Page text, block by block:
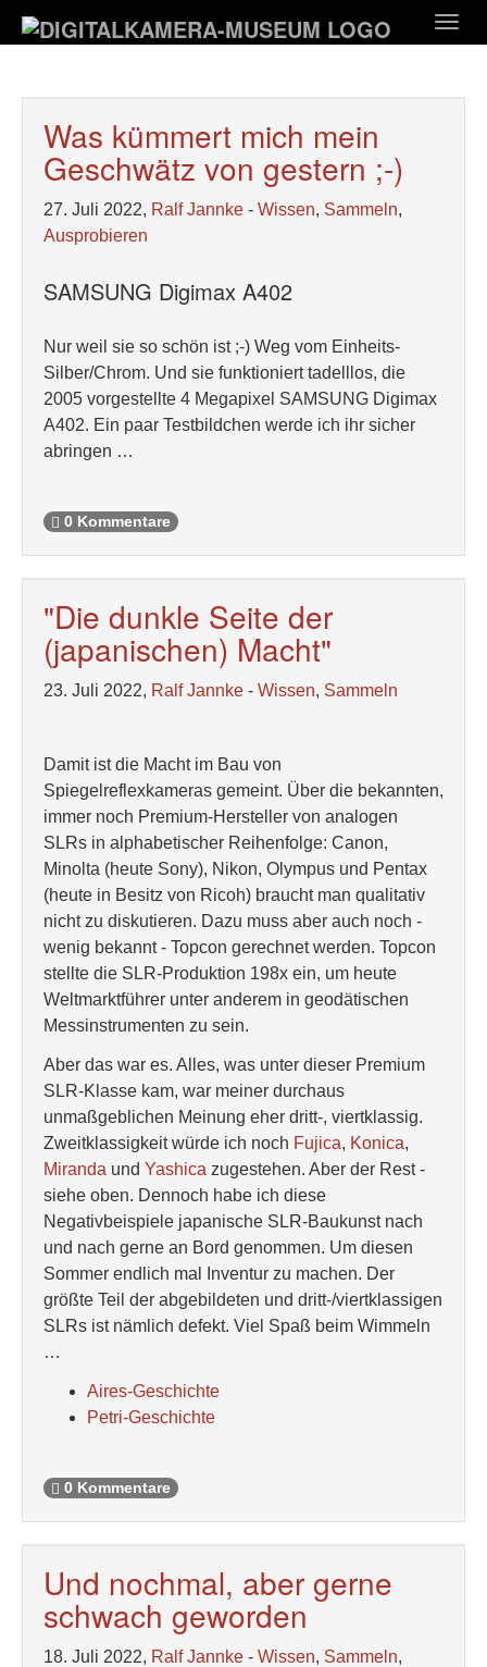
Hauptinhalt
Was kümmert mich mein
Geschwätz von gestern ;-)
27. Juli 2022, Ralf Jannke - Wissen, Sammeln,
Ausprobieren
SAMSUNG Digimax A402
Nur weil sie so schön ist ;-) Weg vom Einheits-
Silber/Chrom. Und sie funktioniert tadelllos, die
2005 vorgestellte 4 Megapixel SAMSUNG Digimax
A402. Ein paar Testbildchen werde ich ihr sicher
abringen …
0 Kommentare
"Die dunkle Seite der
(japanischen) Macht"
23. Juli 2022, Ralf Jannke - Wissen, Sammeln
Damit ist die Macht im Bau von
Spiegelreflexkameras gemeint. Über die bekannten,
immer noch Premium-Hersteller von analogen
SLRs in alphabetischer Reihenfolge: Canon,
Minolta (heute Sony), Nikon, Olympus und Pentax
(heute in Besitz von Ricoh) braucht man qualitativ
nicht zu diskutieren. Dazu muss aber auch noch -
wenig bekannt - Topcon gerechnet werden. Topcon
stellte die SLR-Produktion 198x ein, um heute
Weltmarktführer unter anderem in geodätischen
Messinstrumenten zu sein.
Aber das war es. Alles, was unter dieser Premium
SLR-Klasse kam, war meiner durchaus
unmaßgeblichen Meinung eher dritt-, viertklassig.
Zweitklassigkeit würde ich noch Fujica, Konica,
Miranda und Yashica zugestehen. Aber der Rest -
siehe oben. Dennoch habe ich diese
Negativbeispiele japanische SLR-Baukunst nach
und nach gerne an Bord genommen. Um diesen
Sommer endlich mal Inventur zu machen. Der
größte Teil der abgebildeten und dritt-/viertklassigen
SLRs ist nämlich defekt. Viel Spaß beim Wimmeln
…
Aires-Geschichte
Petri-Geschichte
0 Kommentare
Und nochmal, aber gerne
schwach geworden
18. Juli 2022, Ralf Jannke - Wissen, Sammeln,